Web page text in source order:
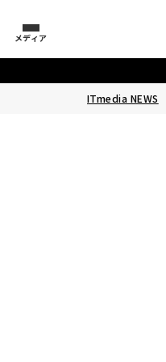
メディア
ITmedia NEWS